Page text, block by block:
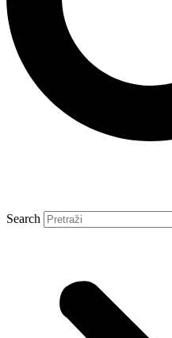
Search